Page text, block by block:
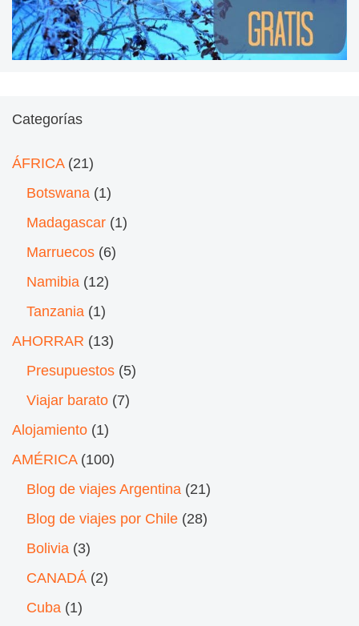
Categorías
ÁFRICA(21)
Botswana (1)
Madagascar (1)
Marruecos (6)
Namibia (12)
Tanzania (1)
AHORRAR (13)
Presupuestos (5)
Viajar barato (7)
Alojamiento (1)
AMÉRICA(100)
Blog de viajes Argentina (21)
Blog de viajes por Chile (28)
Bolivia (3)
CANADÁ (2)
Cuba (1)